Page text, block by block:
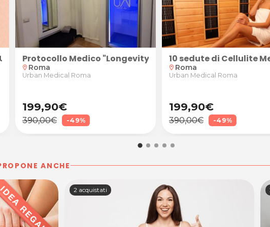
& Wellness
Medical Beauty
Protocollo Medico "Longevity Body-Reset"
location_on Roma
Urban Medical Roma
199,90€
390,00€ -49%
10 sedute di Cellulite
location_on Roma
Urban Medical Roma
199,90€
390,00€ -49%
ANCHE
2 acquistati